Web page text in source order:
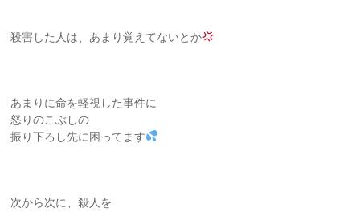
殺害した人は、あまり覚えてないとか
あまりに命を軽視した事件に
怒りのこぶしの
振り下ろし先に困ってます
次から次に、殺人を